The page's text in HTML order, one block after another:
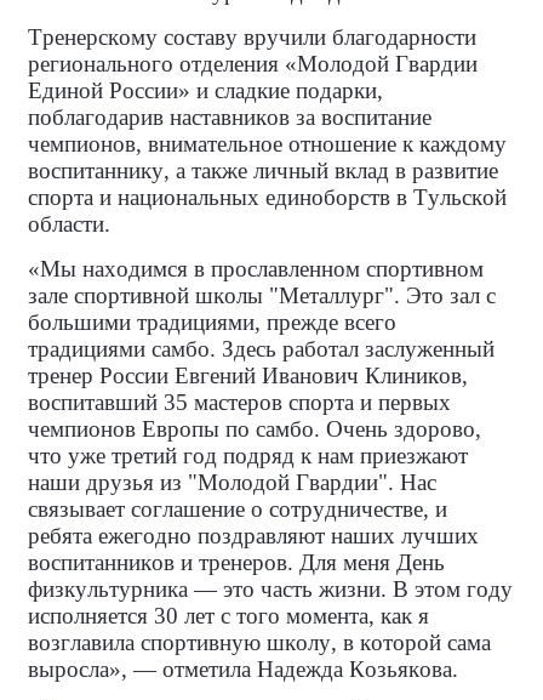
Тренерскому составу вручили благодарности
регионального отделения «Молодой Гвардии
Единой России» и сладкие подарки,
поблагодарив наставников за воспитание
чемпионов, внимательное отношение к каждому
воспитаннику, а также личный вклад в развитие
спорта и национальных единоборств в Тульской
области.
«Мы находимся в прославленном спортивном
зале спортивной школы "Металлург". Это зал с
большими традициями, прежде всего
традициями самбо. Здесь работал заслуженный
тренер России Евгений Иванович Клиников,
воспитавший 35 мастеров спорта и первых
чемпионов Европы по самбо. Очень здорово,
что уже третий год подряд к нам приезжают
наши друзья из "Молодой Гвардии". Нас
связывает соглашение о сотрудничестве, и
ребята ежегодно поздравляют наших лучших
воспитанников и тренеров. Для меня День
физкультурника — это часть жизни. В этом году
исполняется 30 лет с того момента, как я
возглавила спортивную школу, в которой сама
выросла», — отметила Надежда Козьякова.